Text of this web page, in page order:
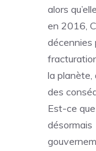
alors
en 2016,
décennies
la planète,
des
Est-ce
désormais